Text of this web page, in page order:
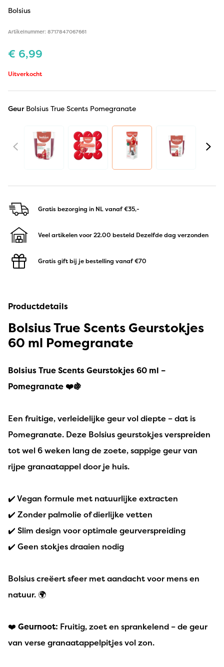
Bolsius
Artikelnummer: 8717847067661
€ 6,99
Uitverkocht
Geur Bolsius True Scents Pomegranate
Gratis bezorging in NLvanaf €35,-
Veel artikelen voor 22.00 besteld Dezelfde dag verzonden
Gratis gift bij je bestelling vanaf €70
Productdetails
Bolsius True Scents Geurstokjes
60 ml Pomegranate
Bolsius True Scents Geurstokjes 60 ml –
Pomegranate ❤️🍇
Een fruitige, verleidelijke geur vol diepte – dat is
Pomegranate. Deze Bolsius geurstokjes verspreiden
tot wel 6 weken lang de zoete, sappige geur van
rijpe granaatappel door je huis.
✔️ Vegan formule met natuurlijke extracten
✔️ Zonder palmolie of dierlijke vetten
✔️ Slim design voor optimale geurverspreiding
✔️ Geen stokjes draaien nodig
Bolsius creëert sfeer met aandacht voor mens en
natuur. 🌍
❤️ Geurnoot: Fruitig, zoet en sprankelend – de geur
van verse granaatappelpitjes vol zon.